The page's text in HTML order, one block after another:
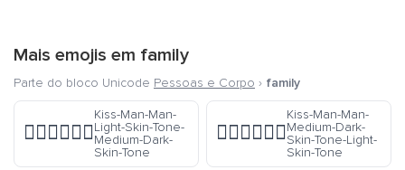
Mais emojis em family
Parte do bloco Unicode Pessoas e Corpo › family
👨🏻‍❤️‍💋‍👨🏾
Kiss-Man-Man-
Light-Skin-Tone-
Medium-Dark-
Skin-Tone
👨🏾‍❤️‍💋‍👨🏻
Kiss-Man-Man-
Medium-Dark-
Skin-Tone-Light-
Skin-Tone